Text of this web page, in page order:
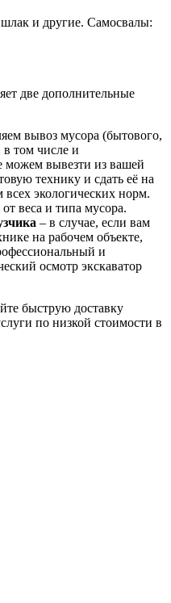
и другие. Самосвалы:
две дополнительные
вывоз мусора (бытового,
том числе и
можем вывезти из вашей
технику и сдать её на
экологических норм.
веса и типа мусора.
– в случае, если вам
на рабочем объекте,
и
осмотр экскаватор
быструю доставку
по низкой стоимости в